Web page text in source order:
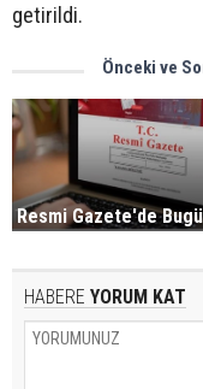
getirildi.
Önceki ve
Resmi Gazete'de
HABERE YORUM KAT